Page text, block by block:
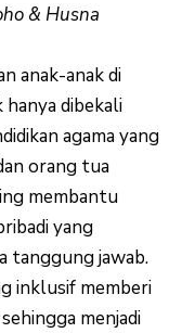
& Husna
anak-anak di
dibekali
agama yang
orang tua
membantu
yang
tanggung jawab.
inklusif memberi
menjadi